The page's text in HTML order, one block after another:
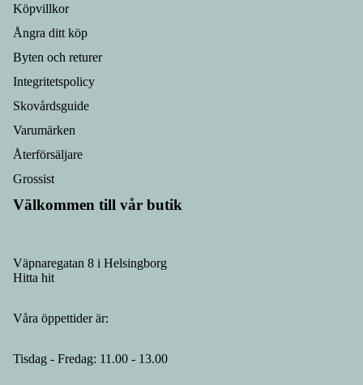
Köpvillkor
Ångra ditt köp
Byten och returer
Integritetspolicy
Skovårdsguide
Varumärken
Återförsäljare
Grossist
Välkommen till vår butik
Väpnaregatan 8 i Helsingborg
Hitta hit
Våra öppettider är:
Tisdag - Fredag: 11.00 - 13.00